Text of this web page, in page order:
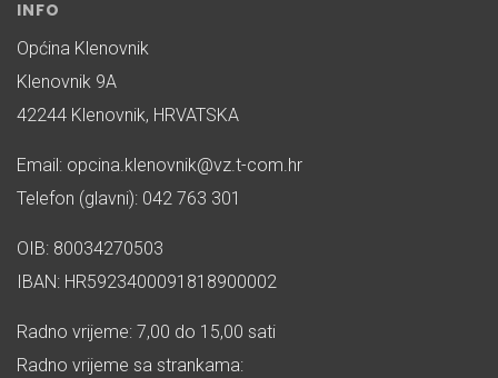
INFO
Općina Klenovnik
Klenovnik 9A
42244 Klenovnik, HRVATSKA
Email: opcina.klenovnik@vz.t-com.hr
Telefon (glavni): 042 763 301
OIB: 80034270503
IBAN: HR5923400091818900002
Radno vrijeme: 7,00 do 15,00 sati
Radno vrijeme sa strankama: